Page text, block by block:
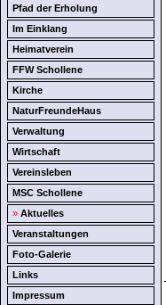
Pfad der Erholung
Im Einklang
Heimatverein
FFW Schollene
Kirche
NaturFreundeHaus
Verwaltung
Wirtschaft
Vereinsleben
MSC Schollene
» Aktuelles
Veranstaltungen
Foto-Galerie
Links
Impressum